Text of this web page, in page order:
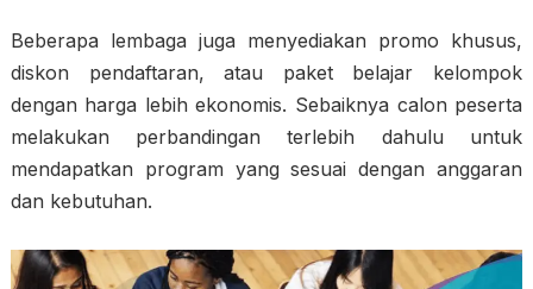
Beberapa lembaga juga menyediakan promo khusus,
diskon pendaftaran, atau paket belajar kelompok
dengan harga lebih ekonomis. Sebaiknya calon peserta
melakukan perbandingan terlebih dahulu untuk
mendapatkan program yang sesuai dengan anggaran
dan kebutuhan.